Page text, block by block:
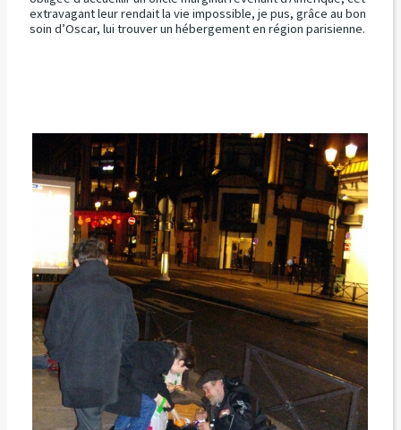
extravagant leur rendait la vie impossible, je pus, grâce au bon
soin d’Oscar, lui trouver un hébergement en région parisienne.